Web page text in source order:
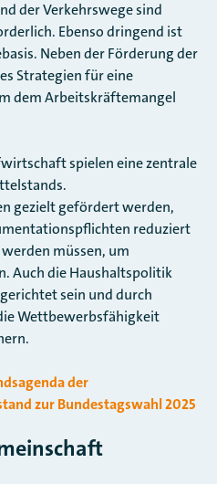
der Verkehrswege sind
Ebenso dringend ist
Neben der Förderung der
Strategien für eine
dem Arbeitskräftemangel
spielen eine zentrale
gezielt gefördert werden,
reduziert
müssen, um
Auch die Haushaltspolitik
sein und durch
Wettbewerbsfähigkeit
der
zur Bundestagswahl 2025